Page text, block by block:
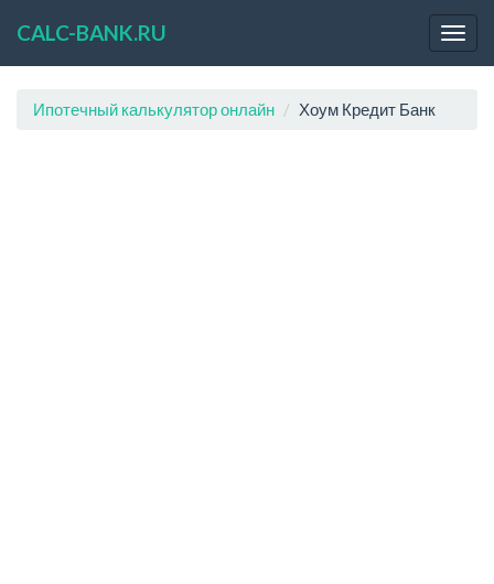
CALC-BANK.RU
Ипотечный калькулятор онлайн Хоум Кредит Банк